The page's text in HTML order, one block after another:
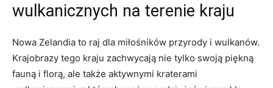
wulkanicznych na terenie kraju
Nowa Zelandia to raj dla miłośników przyrody i wulkanów.
Krajobrazy tego kraju ‌zachwycają nie tylko swoją piękną
fauną i florą, ale‍ także aktywnymi kraterami